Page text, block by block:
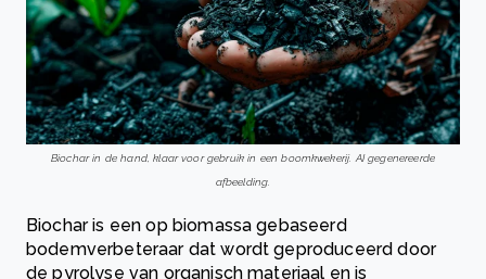
Biochar in de hand, klaar voor gebruik in een boomkwekerij. AI gegenereerde
afbeelding.
Biochar is een op biomassa gebaseerd
bodemverbeteraar dat wordt geproduceerd door
de pyrolyse van organisch materiaal en is